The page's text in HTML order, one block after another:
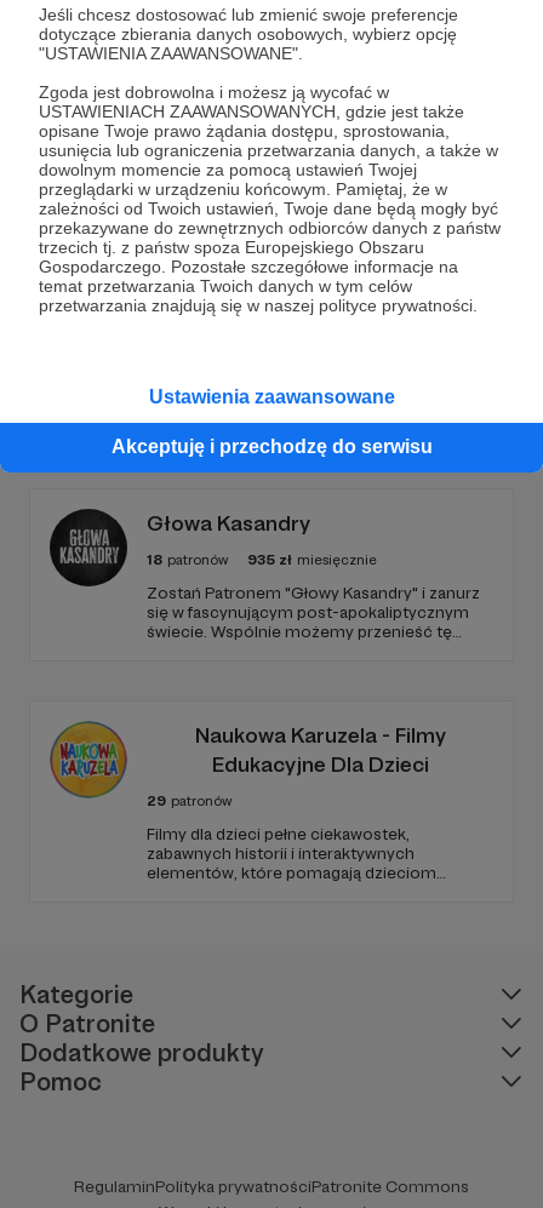
Jeśli chcesz dostosować lub zmienić swoje preferencje
dotyczące zbierania danych osobowych, wybierz opcję
"USTAWIENIA ZAAWANSOWANE".
Zgoda jest dobrowolna i możesz ją wycofać w
USTAWIENIACH ZAAWANSOWANYCH, gdzie jest także
opisane Twoje prawo żądania dostępu, sprostowania,
usunięcia lub ograniczenia przetwarzania danych, a także w
dowolnym momencie za pomocą ustawień Twojej
przeglądarki w urządzeniu końcowym. Pamiętaj, że w
zależności od Twoich ustawień, Twoje dane będą mogły być
przekazywane do zewnętrznych odbiorców danych z państw
trzecich tj. z państw spoza Europejskiego Obszaru
Gospodarczego. Pozostałe szczegółowe informacje na
temat przetwarzania Twoich danych w tym celów
przetwarzania znajdują się w naszej polityce prywatności.
Ustawienia zaawansowane
Akceptuję i przechodzę do serwisu
Dołącz do grona Patronów!
Wesprzyj działalność Autorathe slowlifers już teraz!
Zostań Patronem
Promowani autorzy
Głowa Kasandry
18 patronów 935 zł miesięcznie
​Zostań Patronem "Głowy Kasandry" i zanurz
się w fascynującym post-apokaliptycznym
świecie. Wspólnie możemy przenieść tę
Naukowa Karuzela - Filmy
Edukacyjne Dla Dzieci
29 patronów
Filmy dla dzieci pełne ciekawostek,
zabawnych historii i interaktywnych
elementów, które pomagają dzieciom
Kategorie
O Patronite
Dodatkowe produkty
Pomoc
RegulaminPolityka prywatnościPatronite Commons